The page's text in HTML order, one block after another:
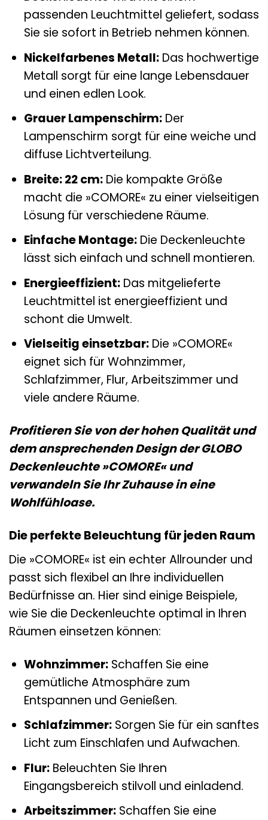
passenden Leuchtmittel geliefert, sodass
Sie sie sofort in Betrieb nehmen können.
Nickelfarbenes Metall:Das hochwertige
Metall sorgt für eine lange Lebensdauer
und einen edlen Look.
Grauer Lampenschirm:Der
Lampenschirm sorgt für eine weiche und
diffuse Lichtverteilung.
Breite: 22 cm:Die kompakte Größe
macht die »COMORE« zu einer vielseitigen
Lösung für verschiedene Räume.
Einfache Montage:Die Deckenleuchte
lässt sich einfach und schnell montieren.
Energieeffizient:Das mitgelieferte
Leuchtmittel ist energieeffizient und
schont die Umwelt.
Vielseitig einsetzbar:Die »COMORE«
eignet sich für Wohnzimmer,
Schlafzimmer, Flur, Arbeitszimmer und
viele andere Räume.
Profitieren Sie von der hohen Qualität und
dem ansprechenden Design der GLOBO
Deckenleuchte »COMORE« und
verwandeln Sie Ihr Zuhause in eine
Wohlfühloase.
Die perfekte Beleuchtung für jeden Raum
Die »COMORE« ist ein echter Allrounder und
passt sich flexibel an Ihre individuellen
Bedürfnisse an. Hier sind einige Beispiele,
wie Sie die Deckenleuchte optimal in Ihren
Räumen einsetzen können:
Wohnzimmer:Schaffen Sie eine
gemütliche Atmosphäre zum
Entspannen und Genießen.
Schlafzimmer:Sorgen Sie für ein sanftes
Licht zum Einschlafen und Aufwachen.
Flur:Beleuchten Sie Ihren
Eingangsbereich stilvoll und einladend.
Arbeitszimmer:Schaffen Sie eine